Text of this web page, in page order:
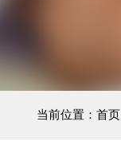
当前位置：首页